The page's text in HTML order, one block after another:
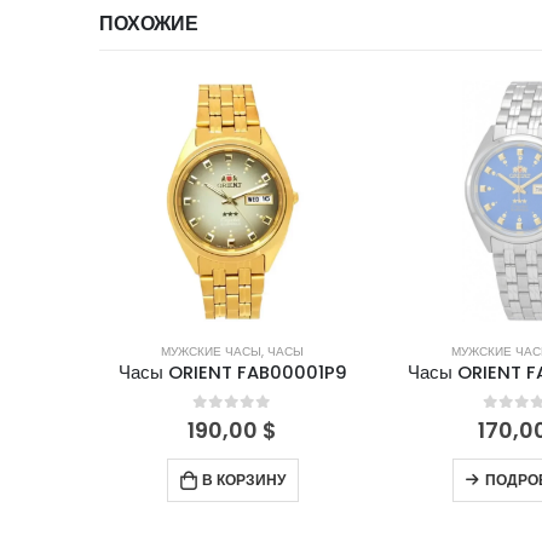
ПОХОЖИЕ
МУЖСКИЕ ЧАСЫ, ЧАСЫ
Часы ORIENT FAB00001P9
0out of 5
190,00 $
В КОРЗИНУ
НЕТ В
МУЖСКИЕ
Часы ORIENT
0out